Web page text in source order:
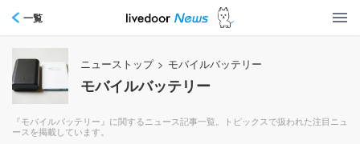
一覧
ニューストップ > モバイルバッテリー
モバイルバッテリー
『モバイルバッテリー』に関するニュース記事一覧。トピックスで扱われた注目ニュ
ースを掲載しています。